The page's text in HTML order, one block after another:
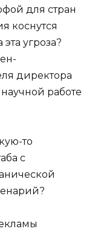
для стран
коснутся
угроза?
директора
работе
то
с